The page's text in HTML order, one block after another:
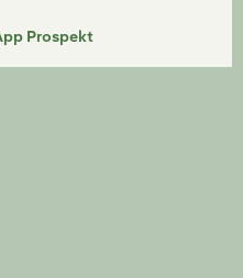
Prospekt